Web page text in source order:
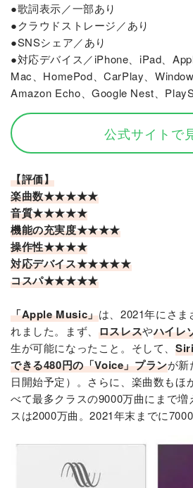
●歌詞表示／一部あり
●クラウドストレージ／あり
●SNSシェア／あり
●対応デバイス／iPhone、iPad、
Mac、HomePod、CarPlay、
Amazon Echo、Google Nest、
公式サイトで
【評価】
楽曲数★★★★★
音質★★★★★
機能の充実度★★★★
操作性★★★★
対応デバイス★★★★★
コスパ★★★★★
「Apple Music」は、2021年にさま
れました。まず、 ロスレスやハイレ
生が可能になったこと。そして、
できる480円の「Voice」プランが新
日開始予定）。さらに、楽曲数もほ
べて最多クラスの9000万曲にまで増
スは2000万曲。2021年末までに